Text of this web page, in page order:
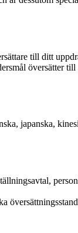
till ditt
översätter
japanska,